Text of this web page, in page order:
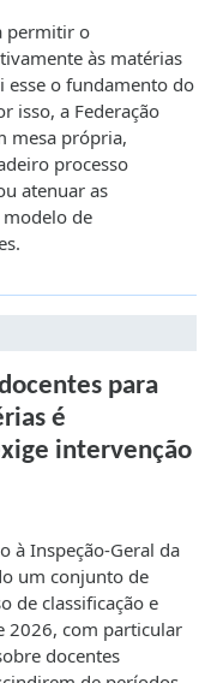
permitir o
às matérias
esse o fundamento do
isso, a Federação
mesa própria,
processo
atenuar as
modelo de
para
é
intervenção
à Inspeção-Geral da
um conjunto de
de classificação e
2026, com particular
docentes